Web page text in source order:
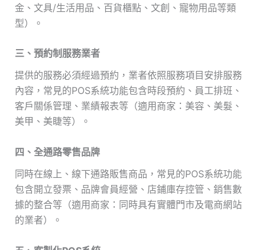
金、文具/生活用品、百貨櫃點、文創、寵物用品等類
型）。
三、預約制服務業者
提供的服務必須經過預約，業者依照服務項目安排服務
內容，常見的POS系統功能包含時段預約、員工排班、
客戶關係管理、業績報表等（適用商家：美容、美髮、
美甲、美睫等）。
四、全通路零售品牌
同時在線上、線下通路販售商品，常見的POS系統功能
包含開立發票、品牌會員經營、店鋪庫存控管、銷售數
據的整合等（適用商家：同時具有實體門市及電商網站
的業者）。